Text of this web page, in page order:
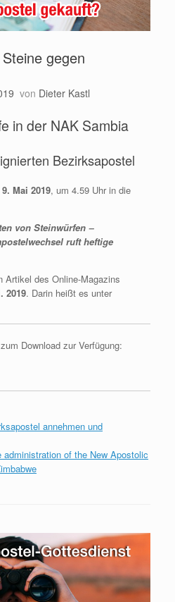
gegen
von Dieter Kastl
in der NAK Sambia
Bezirksapostel
9. Mai 2019, um 4.59 Uhr in die
von Steinwürfen ‒
ruft heftige
Artikel des Online-Magazins
2019. Darin heißt es unter
Download zur Verfügung:
annehmen und
administration of the New Apostolic